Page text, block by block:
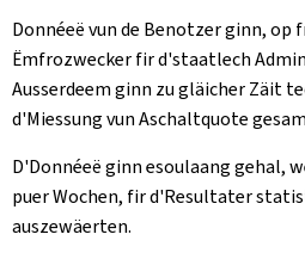
Donnéeë vun de Benotzer ginn, op
Ëmfrozwecker fir d'staatlech
Ausserdeem ginn zu gläicher Zäit
d'Miessung vun Aschaltquote
D'Donnéeë ginn esoulaang gehal,
puer Wochen, fir d'Resultater
auszewäerten.